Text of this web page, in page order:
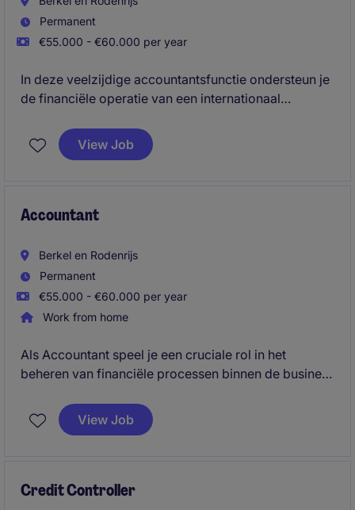
Permanent
€55.000 - €60.000 per year
In deze veelzijdige accountantsfunctie ondersteun je
de financiële operatie van een internationaal
uiteenlopende werkzaamheden binnen accounting,
payroll en reporting. Je werkt intensief samen met
rapportages en verdere optimalisatie van financiële
View Job
Accountant
Berkel en Rodenrijs
Permanent
€55.000 - €60.000 per year
Work from home
Als Accountant speel je een cruciale rol in het
beheren van financiële processen binnen de business
administratie en ondersteunt bij het opstellen van
rapportages.
View Job
Credit Controller